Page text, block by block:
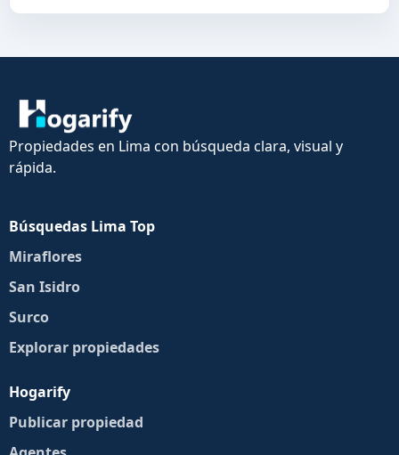
Propiedades en Lima con búsqueda clara, visual y
rápida.
Búsquedas Lima Top
Miraflores
San Isidro
Surco
Explorar propiedades
Hogarify
Publicar propiedad